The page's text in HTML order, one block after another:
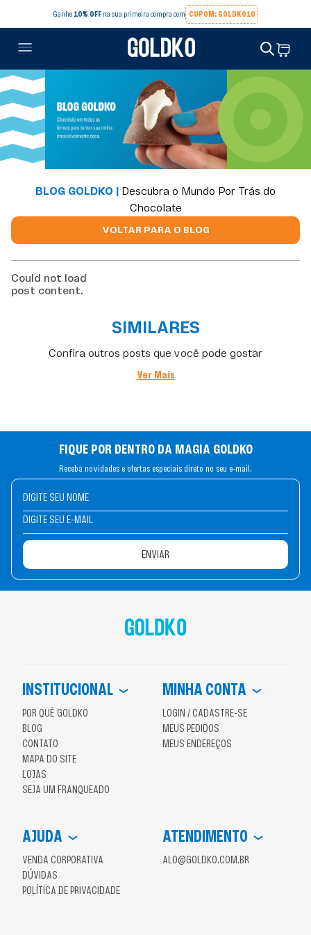
Ganhe 10% OFF na sua primeira compra com CUPOM: GOLDKO10
BLOG GOLDKO |
Descubra o Mundo Por Trás do
Chocolate
VOLTAR PARA O BLOG
Could not load
post content.
SIMILARES
Confira outros posts que você pode gostar
Ver Mais
FIQUE POR DENTRO DA MAGIA GOLDKO
Receba novidades e ofertas especiais direto no seu e-mail.
ENVIAR
INSTITUCIONAL
POR QUÊ GOLDKO
BLOG
CONTATO
MAPA DO SITE
LOJAS
SEJA UM FRANQUEADO
MINHA CONTA
LOGIN / CADASTRE-SE
MEUS PEDIDOS
MEUS ENDEREÇOS
AJUDA
VENDA CORPORATIVA
DÚVIDAS
POLÍTICA DE PRIVACIDADE
ATENDIMENTO
ALO@GOLDKO.COM.BR